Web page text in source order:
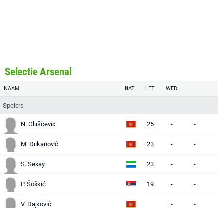
Selectie Arsenal
NAAM NAT. LFT. WED.
Spelers
N. Gluščević 25 - -
M. Đukanović 23 - -
S. Sesay 23 - -
P. Šoškić 19 - -
V. Dajković - -